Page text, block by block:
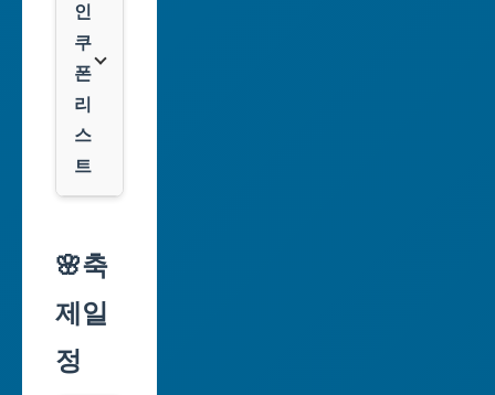
역
시
대
인
광
역
인
쿠
폰
리
스
트
리
스
레
🌸축
제일
정